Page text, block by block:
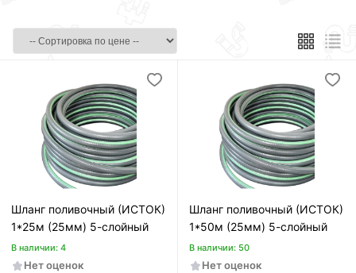
Шланг поливочный (ИСТОК)
1*25м (25мм) 5-слойный
В наличии: 4
Нет оценок
Шланг поливочный (ИСТОК)
1*50м (25мм) 5-слойный
В наличии: 50
Нет оценок